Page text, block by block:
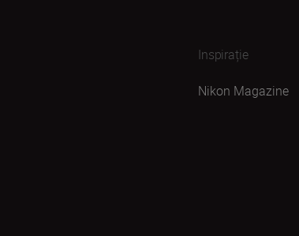
Inspirație
Nikon Magazine